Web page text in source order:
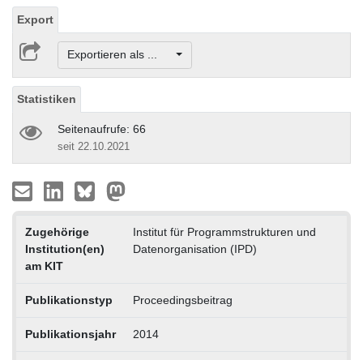
Export
Exportieren als ...
Statistiken
Seitenaufrufe: 66
seit 22.10.2021
Zugehörige
Institution(en)
am KIT
Institut für Programmstrukturen und
Datenorganisation (IPD)
Publikationstyp Proceedingsbeitrag
Publikationsjahr 2014